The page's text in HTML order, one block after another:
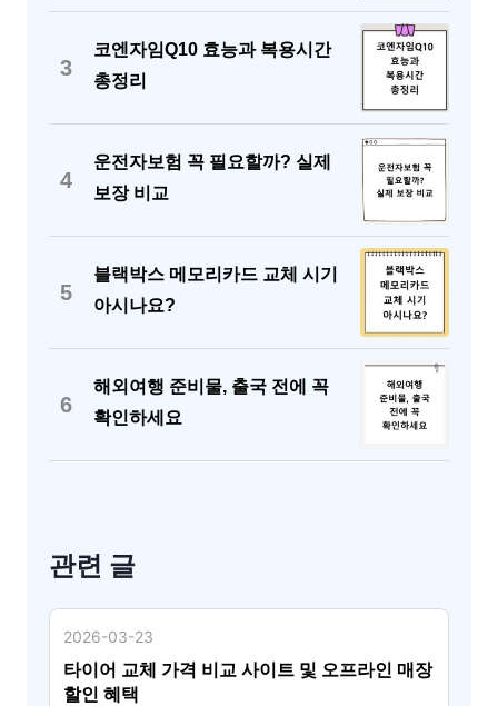
3
코엔자임Q10 효능과 복용시간
총정리
4
운전자보험 꼭 필요할까? 실제
보장 비교
5
블랙박스 메모리카드 교체 시기
아시나요?
6
해외여행 준비물, 출국 전에 꼭
확인하세요
관련 글
2026-03-23
타이어 교체 가격 비교 사이트 및 오프라인 매장
할인 혜택